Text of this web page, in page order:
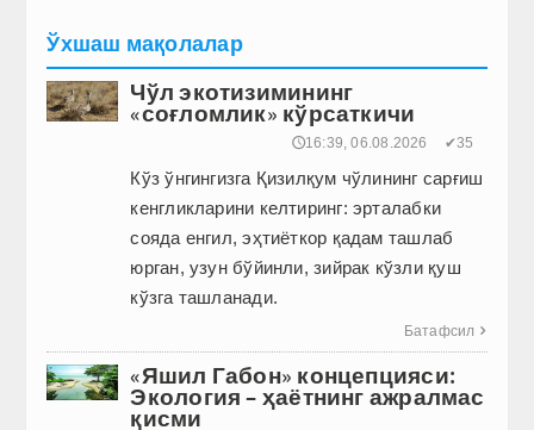
Ўхшаш мақолалар
Чўл экотизимининг
«соғломлик» кўрсаткичи
🕔16:39, 06.08.2026 ✔35
Кўз ўнгингизга Қизилқум чўлининг сарғиш
кенгликларини келтиринг: эрталабки
сояда енгил, эҳтиёткор қадам ташлаб
юрган, узун бўйинли, зийрак кўзли қуш
кўзга ташланади.
Батафсил 
«Яшил Габон» концепцияси:
Экология – ҳаётнинг ажралмас
қисми